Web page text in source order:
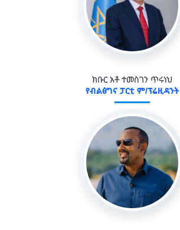
ክቡር አቶ ተመስገን ጥሩነህ
የብልፅግና ፓርቲ ም/ፕሬዚዳንት